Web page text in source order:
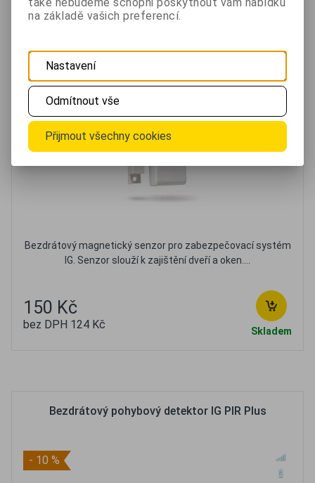
Bezdrátový magnetický senzor pro zabezpečovací systém
IG. Senzor slouží k zajištění dveří a oken....
150 Kč
bez DPH 124 Kč Skladem
Bezdrátový pohybový detektor IG PIR Plus
- 10 %
na základě vašich preferencí.
Nastavení
Odmítnout vše
Přijmout všechny cookies